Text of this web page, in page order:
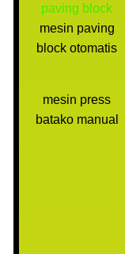
mesin paving
block otomatis
mesin press
batako manual